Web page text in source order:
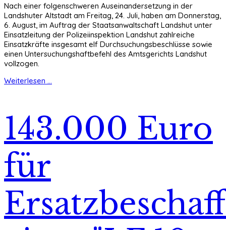
Nach einer folgenschweren Auseinandersetzung in der
Landshuter Altstadt am Freitag, 24. Juli, haben am Donnerstag,
6. August, im Auftrag der Staatsanwaltschaft Landshut unter
Einsatzleitung der Polizeiinspektion Landshut zahlreiche
Einsatzkräfte insgesamt elf Durchsuchungsbeschlüsse sowie
einen Untersuchungshaftbefehl des Amtsgerichts Landshut
vollzogen.
Weiterlesen ...
143.000 Euro
für